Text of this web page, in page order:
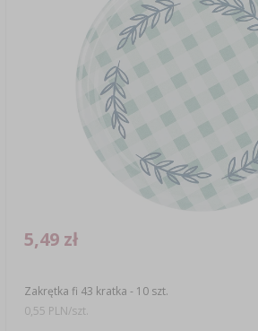
Zakrętka fi 43 kratka - 10 szt.
5,49 zł
0,55 PLN/szt.